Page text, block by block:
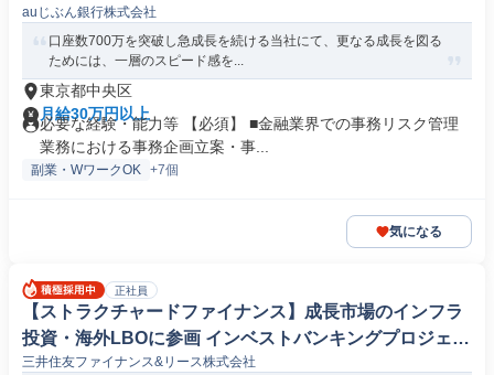
auじぶん銀行株式会社
口座数700万を突破し急成長を続ける当社にて、更なる成長を図る
ためには、一層のスピード感を...
東京都中央区
月給30万円以上
必要な経験・能力等 【必須】 ■金融業界での事務リスク管理
業務における事務企画立案・事...
副業・WワークOK +7個
気になる
正社員
【ストラクチャードファイナンス】成長市場のインフラ
投資・海外LBOに参画 インベストバンキングプロジェク
トファイナンス
三井住友ファイナンス&リース株式会社